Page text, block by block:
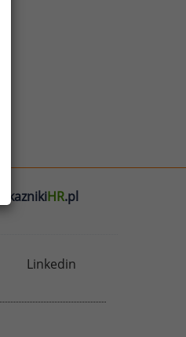
wskaznikiHR.pl
Linkedin